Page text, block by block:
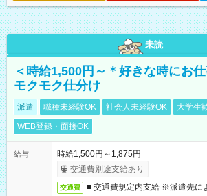
未読
＜時給1,500円～＊好きな時にお
モクモク仕分け
派遣 職種未経験OK 社会人未経験OK 大学生
WEB登録・面接OK
給与
時給1,500円～1,875円
交通費別途支給あり
交通費 ■ 交通費規定内支給 ※派遣先に